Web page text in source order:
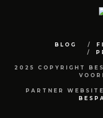
BLOG
2025 COPYRIGHT
PARTNER